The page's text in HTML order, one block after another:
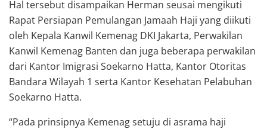
Hal tersebut disampaikan Herman seusai mengikuti
Rapat Persiapan Pemulangan Jamaah Haji yang diikuti
oleh Kepala Kanwil Kemenag DKI Jakarta, Perwakilan
Kanwil Kemenag Banten dan juga beberapa perwakilan
dari Kantor Imigrasi Soekarno Hatta, Kantor Otoritas
Bandara Wilayah 1 serta Kantor Kesehatan Pelabuhan
Soekarno Hatta.
“Pada prinsipnya Kemenag setuju di asrama haji